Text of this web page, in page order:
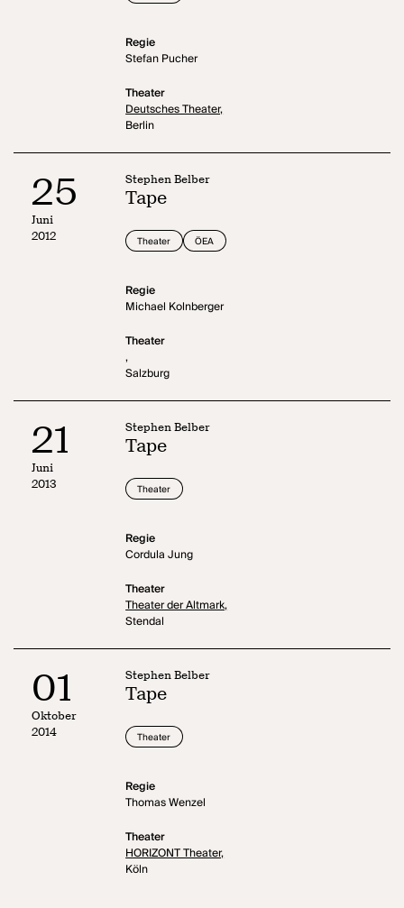
Regie
Stefan Pucher
Theater
Deutsches Theater,
Berlin
25
Juni
2012
Stephen Belber
Tape
Theater ÖEA
Regie
Michael Kolnberger
Theater
,
Salzburg
21
Juni
2013
Stephen Belber
Tape
Theater
Regie
Cordula Jung
Theater
Theater der Altmark,
Stendal
01
Oktober
2014
Stephen Belber
Tape
Theater
Regie
Thomas Wenzel
Theater
HORIZONT Theater,
Köln